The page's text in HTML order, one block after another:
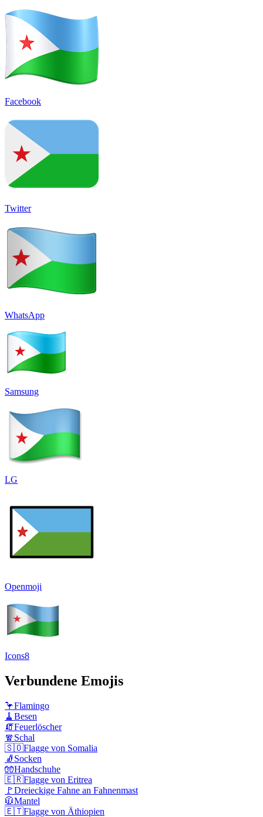
Facebook
Twitter
WhatsApp
Samsung
LG
Openmoji
Icons8
Verbundene Emojis
🦩Flamingo
🧹 Besen
🧯Feuerlöscher
🧣 Schal
🇸🇴Flagge von Somalia
🧦 Socken
🧤Handschuhe
🇪🇷Flagge von Eritrea
🚩Dreieckige Fahne an Fahnenmast
🧥Mantel
🇪🇹Flagge von Äthiopien